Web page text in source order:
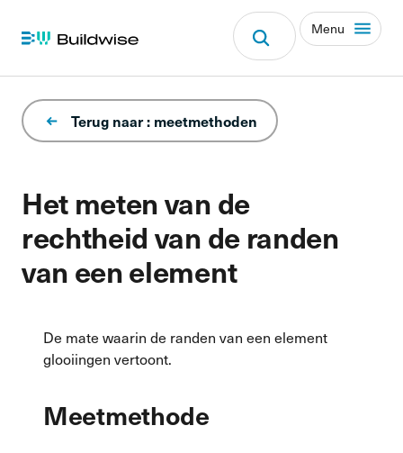
Menu
Het meten van de
rechtheid van de randen
van een element
Terug naar : meetmethoden
De mate waarin de randen van een element
glooiingen vertoont.
Meetmethode